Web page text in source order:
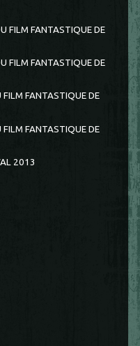
FILM FANTASTIQUE DE
FILM FANTASTIQUE DE
FILM FANTASTIQUE DE
FILM FANTASTIQUE DE
2013